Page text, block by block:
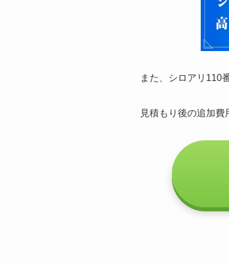
また、シロアリ110
見積もり後の追加費